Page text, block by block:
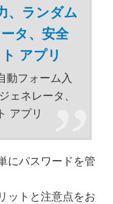
、ランダム
タ、安全
アプリ
動フォーム入
ェネレータ、
アプリ
にパスワードを管
ットと注意点をお